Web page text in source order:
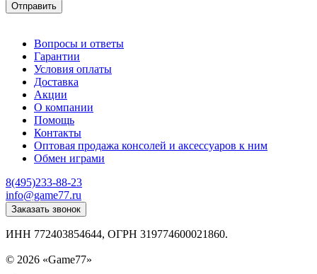
Отправить
Вопросы и ответы
Гарантии
Условия оплаты
Доставка
Акции
О компании
Помощь
Контакты
Оптовая продажа консолей и аксессуаров к ним
Обмен играми
8(495)233-88-23
info@game77.ru
Заказать звонок
ИНН 772403854644, ОГРН 319774600021860.
© 2026 «Game77»